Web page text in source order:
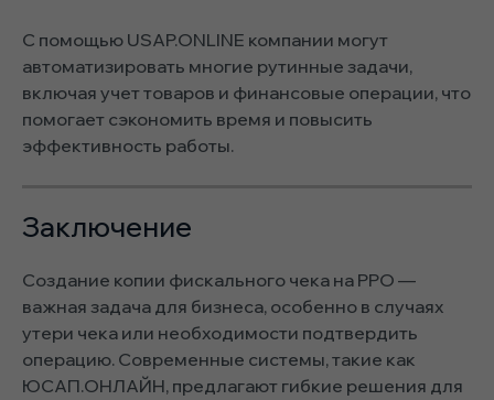
С помощью USAP.ONLINE компании могут
автоматизировать многие рутинные задачи,
включая учет товаров и финансовые операции, что
помогает сэкономить время и повысить
эффективность работы.
Заключение
Создание копии фискального чека на РРО —
важная задача для бизнеса, особенно в случаях
утери чека или необходимости подтвердить
операцию. Современные системы, такие как
ЮСАП.ОНЛАЙН, предлагают гибкие решения для